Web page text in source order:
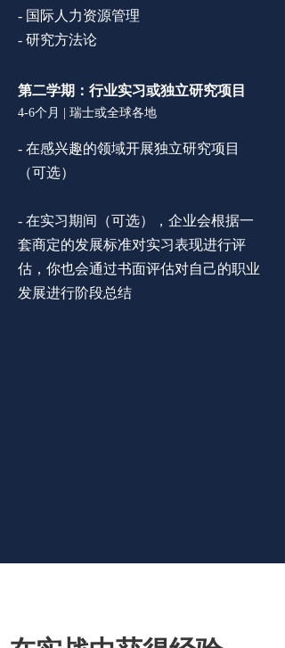
- 国际人力资源管理
- 研究方法论
第二学期：行业实习或独立研究项目
4-6个月 | 瑞士或全球各地
- 在感兴趣的领域开展独立研究项目
（可选）
- 在实习期间（可选），企业会根据一
套商定的发展标准对实习表现进行评
估， 你也会通过书面评估对自己的职业
发展进行阶段总结